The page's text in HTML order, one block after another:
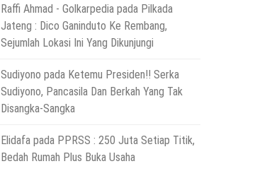
Raffi Ahmad - Golkarpediapada Pilkada
Jateng : Dico Ganinduto Ke Rembang,
Sejumlah Lokasi Ini Yang Dikunjungi
Sudiyono pada Ketemu Presiden!! Serka
Sudiyono, Pancasila Dan Berkah Yang Tak
Disangka-Sangka
Elidafapada PPRSS : 250 Juta Setiap Titik,
Bedah Rumah Plus Buka Usaha